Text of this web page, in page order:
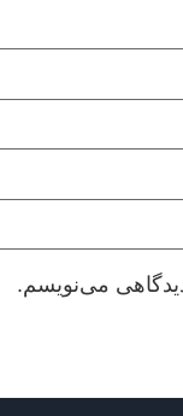
می‌نویسم.